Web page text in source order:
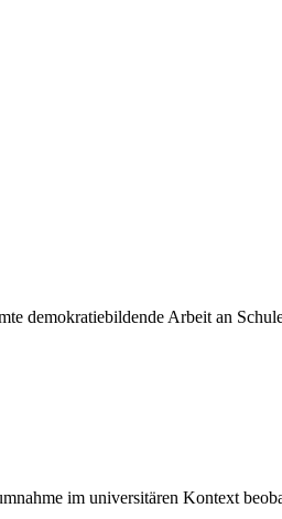
demokratiebildende Arbeit an
im universitären Kontext